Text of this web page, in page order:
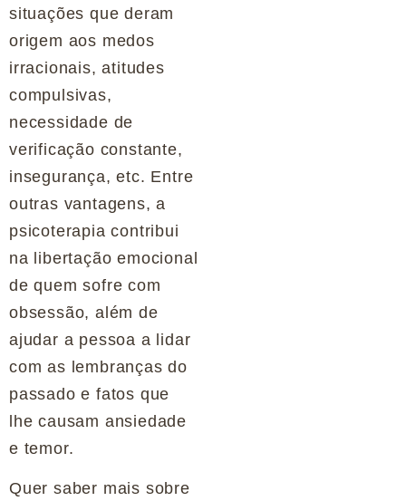
situações que deram
origem aos medos
irracionais, atitudes
compulsivas,
necessidade de
verificação constante,
insegurança, etc. Entre
outras vantagens, a
psicoterapia contribui
na libertação emocional
de quem sofre com
obsessão, além de
ajudar a pessoa a lidar
com as lembranças do
passado e fatos que
lhe causam ansiedade
e temor.
Quer saber mais sobre